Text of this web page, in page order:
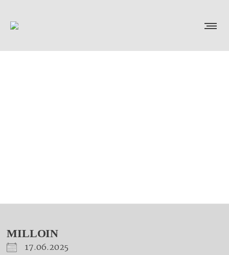
MILLOIN
17.06.2025